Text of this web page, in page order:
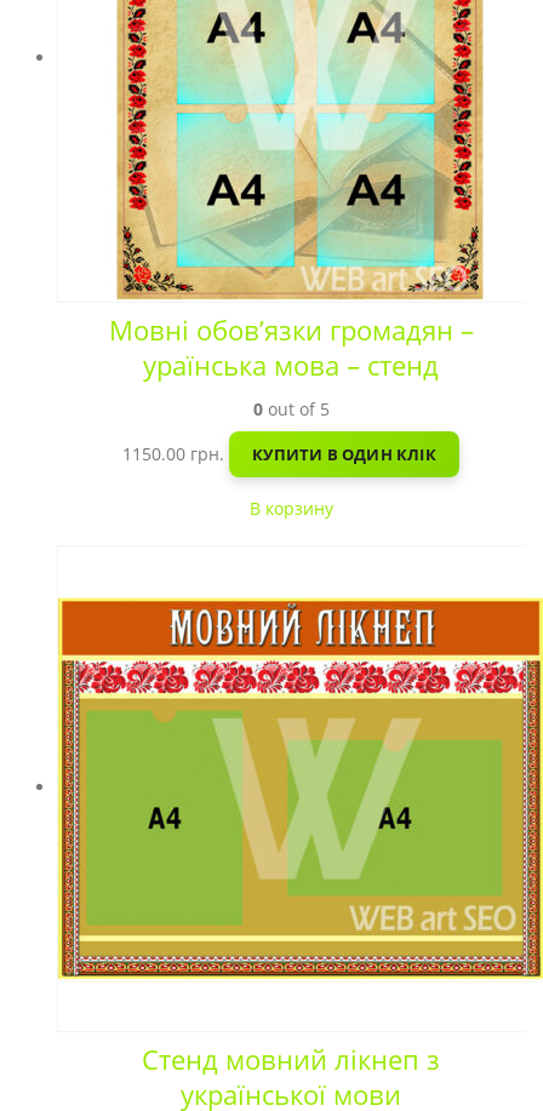
Мовні обов’язки громадян –
ураїнська мова – стенд
0out of 5
1150.00 грн. КУПИТИ В ОДИН КЛІК
В корзину
Стенд мовний лікнеп з
української мови